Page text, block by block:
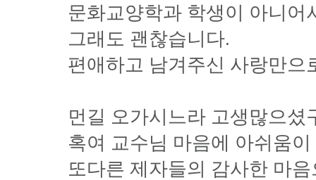
문화교양학과 학생이 아니어
그래도 괜찮습니다.
편애하고 남겨주신 사랑만으
먼길 오가시느라 고생많으셨
혹여 교수님 마음에 아쉬움
또다른 제자들의 감사한 마